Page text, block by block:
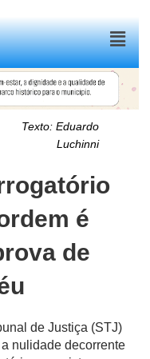
Menu
Texto:Eduardo
Luchinni
é
de
de Justiça (STJ)
nulidade decorrente